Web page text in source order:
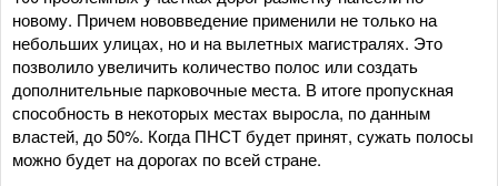
новому. Причем нововведение применили не только на
небольших улицах, но и на вылетных магистралях. Это
позволило увеличить количество полос или создать
дополнительные парковочные места. В итоге пропускная
способность в некоторых местах выросла, по данным
властей, до 50%. Когда ПНСТ будет принят, сужать полосы
можно будет на дорогах по всей стране.